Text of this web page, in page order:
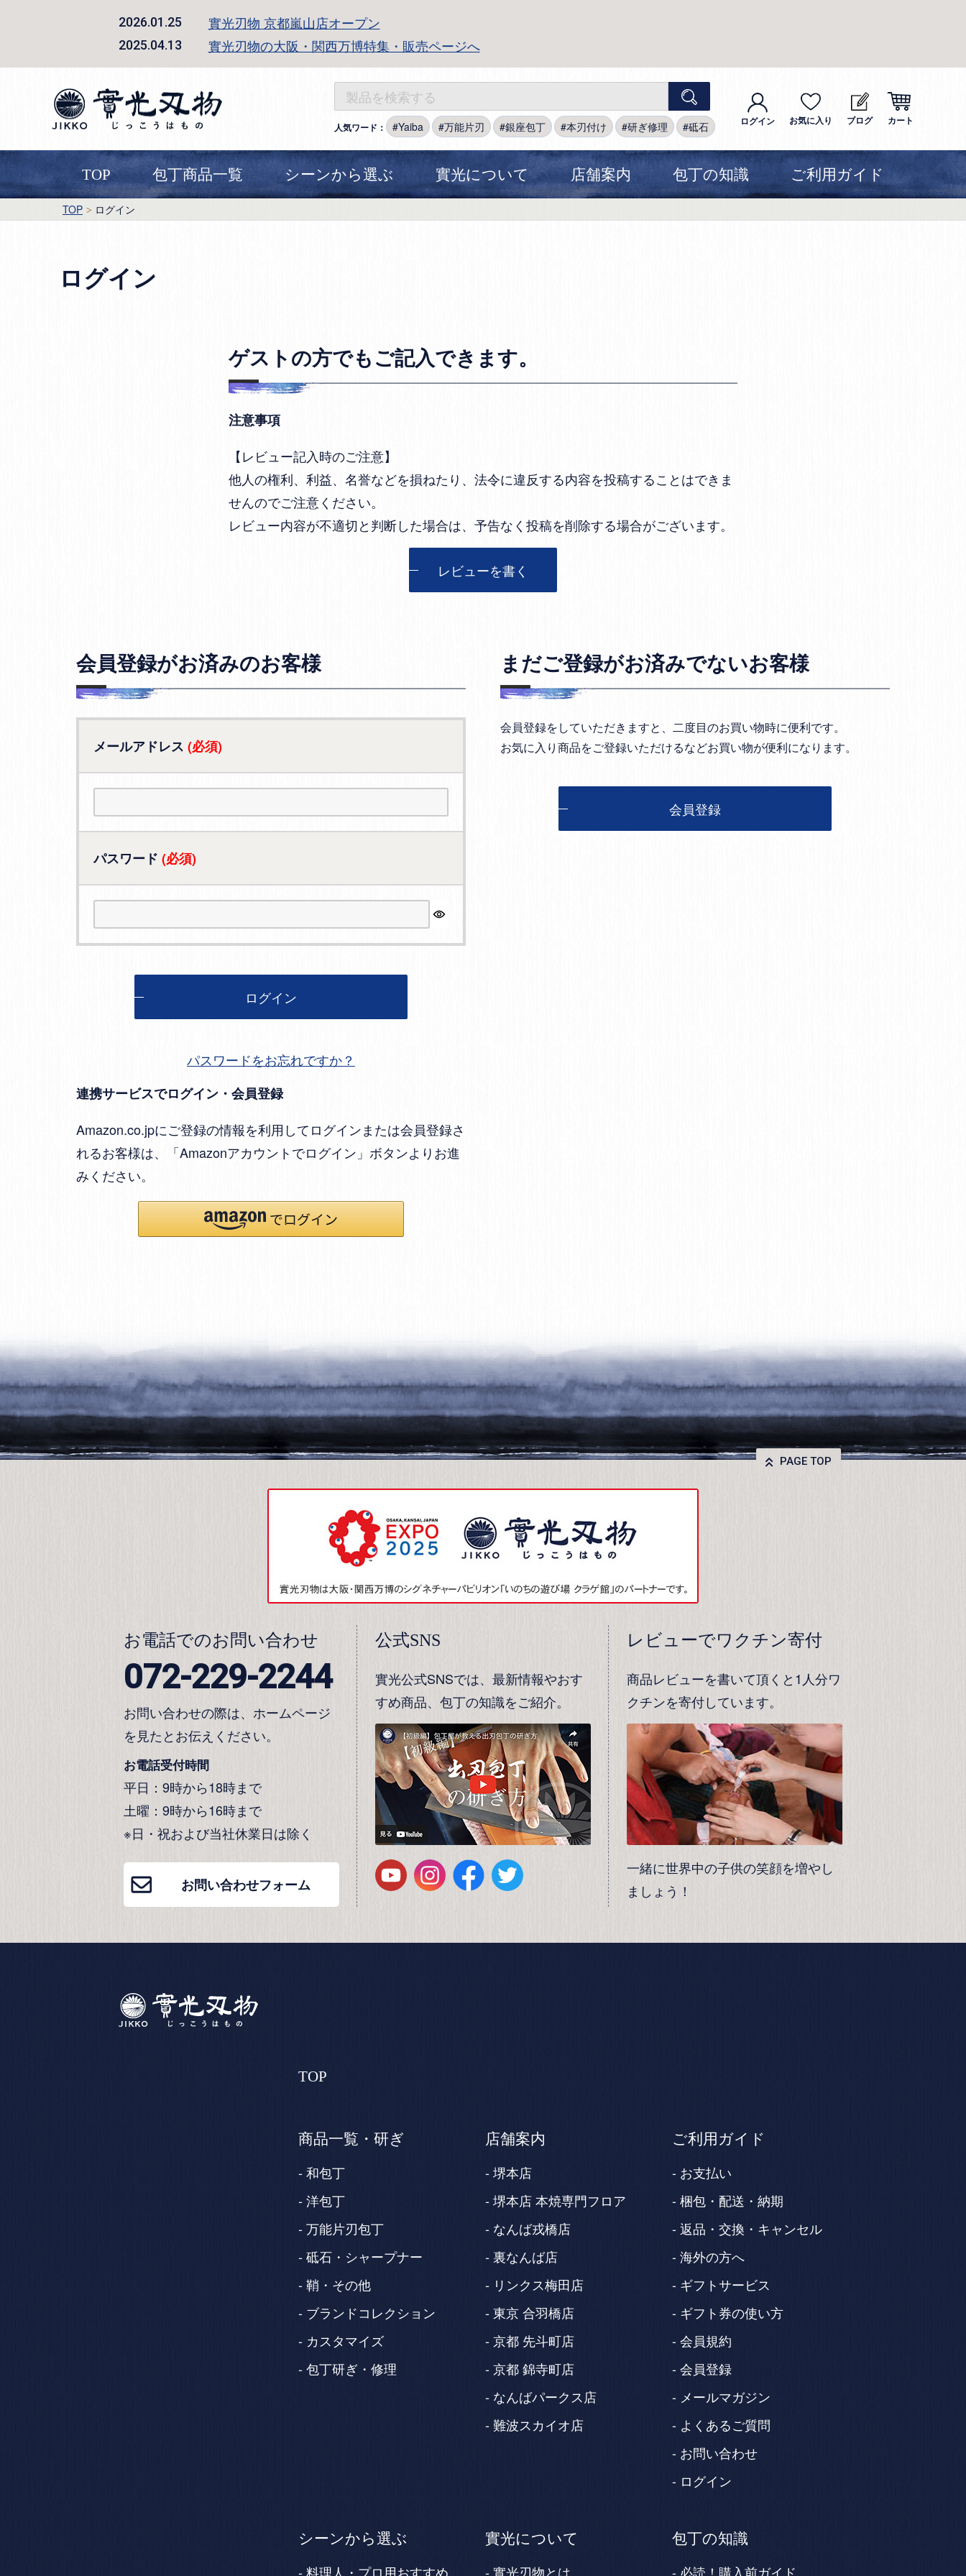
2026.01.25 實光刃物 京都嵐山店オープン
2025.04.13 實光刃物の大阪・関西万博特集・販売ページへ
人気ワード： Yaiba 万能片刃 銀座包丁 本刃付け 研ぎ修理 砥石 ログイン お気に入り ブログ カート
TOP 包丁商品一覧 シーンから選ぶ 實光について 店舗案内 包丁の知識 ご利用ガイド
TOP ログイン
ログイン
ゲストの方でもご記入できます。
注意事項
【レビュー記入時のご注意】
他人の権利、利益、名誉などを損ねたり、法令に違反する内容を投稿することはできま
せんのでご注意ください。
レビュー内容が不適切と判断した場合は、予告なく投稿を削除する場合がございます。
レビューを書く
会員登録がお済みのお客様
メールアドレス (必須)
パスワード (必須)
ログイン
パスワードをお忘れですか？
連携サービスでログイン・会員登録
Amazon.co.jpにご登録の情報を利用してログインまたは会員登録さ
れるお客様は、「Amazonアカウントでログイン」ボタンよりお進
みください。
まだご登録がお済みでないお客様
会員登録をしていただきますと、二度目のお買い物時に便利です。
お気に入り商品をご登録いただけるなどお買い物が便利になります。
会員登録
PAGE TOP
お電話でのお問い合わせ
072-229-2244
お問い合わせの際は、ホームページ
を見たとお伝えください。
お電話受付時間
平日：9時から18時まで
土曜：9時から16時まで
※日・祝および当社休業日は除く
お問い合わせフォーム
公式SNS
實光公式SNSでは、最新情報やおす
すめ商品、包丁の知識をご紹介。
レビューでワクチン寄付
商品レビューを書いて頂くと1人分ワ
クチンを寄付しています。
一緒に世界中の子供の笑顔を増やし
ましょう！
TOP
商品一覧・研ぎ
和包丁
洋包丁
万能片刃包丁
砥石・シャープナー
鞘・その他
ブランドコレクション
カスタマイズ
包丁研ぎ・修理
店舗案内
堺本店
堺本店 本焼専門フロア
なんば戎橋店
裏なんば店
リンクス梅田店
東京 合羽橋店
京都 先斗町店
京都 錦寺町店
なんばパークス店
難波スカイオ店
ご利用ガイド
お支払い
梱包・配送・納期
返品・交換・キャンセル
海外の方へ
ギフトサービス
ギフト券の使い方
会員規約
会員登録
メールマガジン
よくあるご質問
お問い合わせ
ログイン
シーンから選ぶ
料理人・プロ用おすすめ
實光について
實光刃物とは
包丁の知識
必読！購入前ガイド